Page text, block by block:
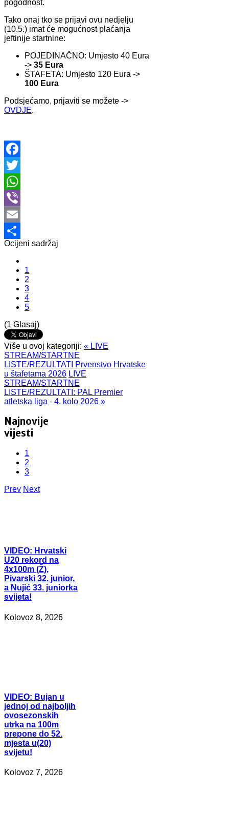
pogodnost.
Tako onaj tko se prijavi ovu nedjelju
(10.5.) imat će mogućnost plaćanja
jeftinije startnine:
POJEDINAČNO: Umjesto 40 Eura
-> 35 Eura
ŠTAFETA: Umjesto 120 Eura ->
100 Eura
Podsjećamo, prijaviti se možete ->
OVDJE.
Facebook
Twitter
WhatsApp
Viber
Email
Share
Ocijeni sadržaj
1
2
3
4
5
(1 Glasaj)
Više u ovoj kategoriji: « LIVE
STREAM/STARTNE
LISTE/REZULTATI Prvenstvo Hrvatske
u štafetama 2026 LIVE
STREAM/STARTNE
LISTE/REZULTATI: PAL Premier
atletska liga - 4. kolo 2026 »
Najnovije
vijesti
1
2
3
Prev Next
VIDEO: Hrvatski
U20 rekord na
4x100m (Ž),
Pivarski 32. junior,
a Nujić 33. juniorka
svijeta!
Kolovoz 8, 2026
VIDEO: Bujan u
jednoj od najboljih
ovosezonskih
utrka na 100m
prepone do 52.
mjesta u(20)
svijetu!
Kolovoz 7, 2026